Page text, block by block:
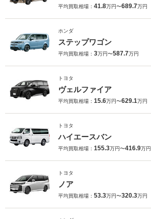
平均買取相場： 41.8万円〜689.7万円
ホンダ
ステップワゴン
平均買取相場： 3万円〜587.7万円
トヨタ
ヴェルファイア
平均買取相場： 15.6万円〜629.1万円
トヨタ
ハイエースバン
平均買取相場： 155.3万円〜416.9万円
トヨタ
ノア
平均買取相場： 53.3万円〜320.3万円